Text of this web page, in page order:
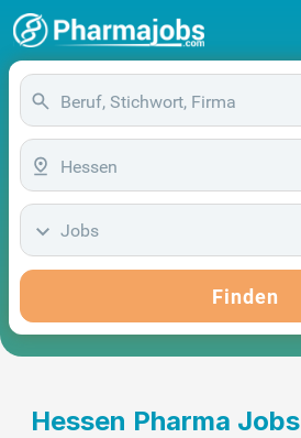
Jobs
Finden
Hessen Pharma Jobs